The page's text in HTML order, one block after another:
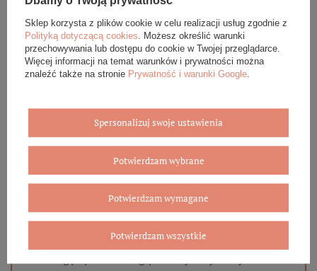
OPINIE (0)
GWARANCJA
Eleganckie opakowanie gratis
Biżuterię i zegarki zakupione w sklepie internetowym
BOVEM otrzymasz jako gotowy do wręczenia upominek. Do
każdego zamówienia dołączamy pudełko ze skóry
Sklep korzysta z plików cookie w celu realizacji usług zgodnie z
Polityką dotyczącą cookies . Możesz określić warunki
przechowywania lub dostępu do cookie w Twojej przeglądarce.
Więcej informacji na temat warunków i prywatności można
znaleźć także na stronie Prywatność i warunki Google
Spersonalizuj swoje ustawienia
Potwierdzam wybrane
Potwierdzam wymagane
Potwierdzam wszystkie